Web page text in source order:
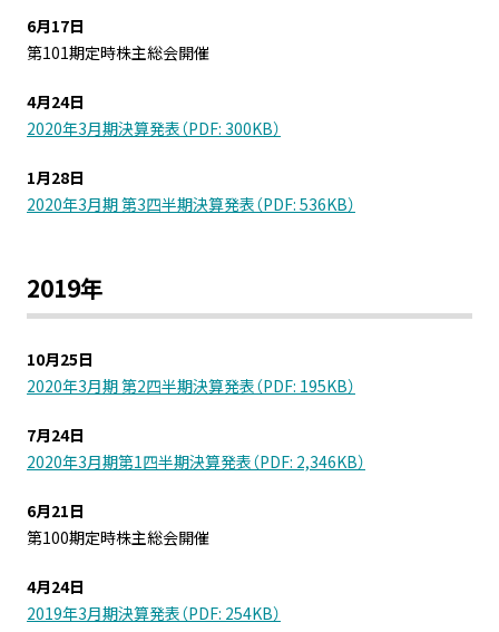
6月17日
第101期定時株主総会開催
4月24日
2020年3月期決算発表（PDF: 300KB）
1月28日
2020年3月期 第3四半期決算発表（PDF: 536KB）
2019年
10月25日
2020年3月期 第2四半期決算発表（PDF: 195KB）
7月24日
2020年3月期第1四半期決算発表（PDF: 2,346KB）
6月21日
第100期定時株主総会開催
4月24日
2019年3月期決算発表（PDF: 254KB）